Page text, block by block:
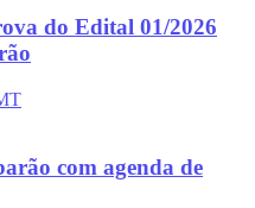
do Edital 01/2026
com agenda de